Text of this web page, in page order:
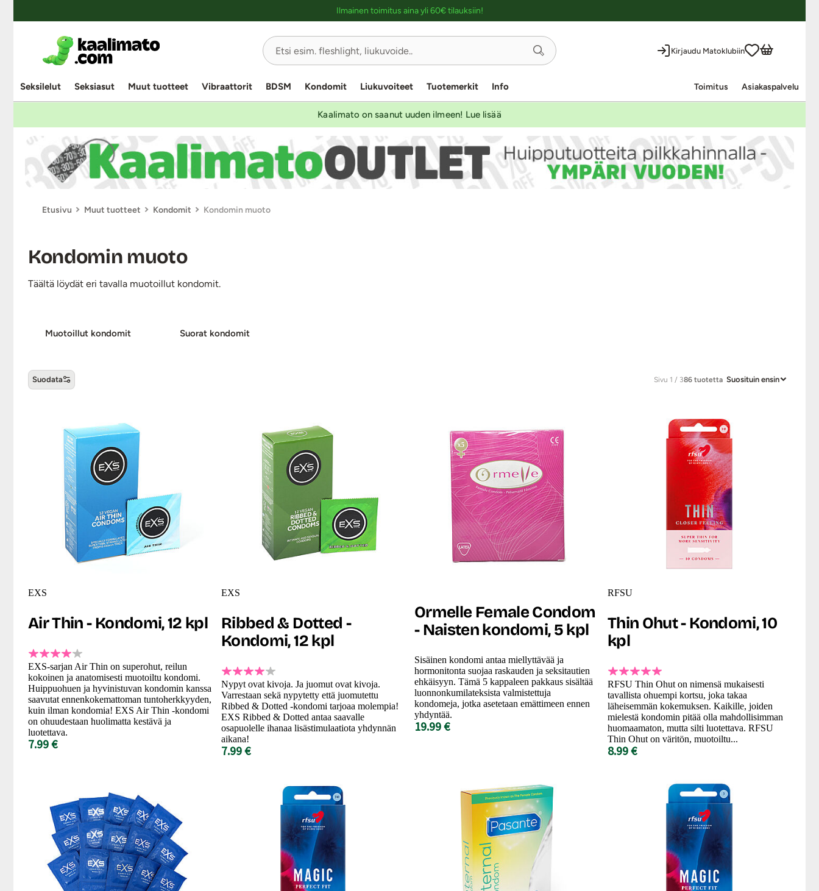
Ilmainen toimitus aina yli 60€ tilauksiin!
Kirjaudu Matoklubiin
Seksilelut Seksiasut Muut tuotteet Vibraattorit BDSM Kondomit Liukuvoiteet Tuotemerkit Info Toimitus Asiakaspalvelu
Kaalimato on saanut uuden ilmeen! Lue lisää
Etusivu Muut tuotteet Kondomit Kondomin muoto
Kondomin muoto
Täältä löydät eri tavalla muotoillut kondomit.
Muotoillut kon­do­mit Suorat kon­do­mit
Suodata Sivu 1 / 386 tuotetta Suosituin ensin
EXS
Air Thin - Kondomi, 12 kpl
EXS-sarjan Air Thin on superohut, reilun
kokoinen ja anatomisesti muotoiltu kondomi.
Huippuohuen ja hyvinistuvan kondomin kanssa
saavutat ennenkokemattoman tuntoherkkyyden,
kuin ilman kondomia! EXS Air Thin -kondomi
on ohuudestaan huolimatta kestävä ja
luotettava.
7.99 €
EXS
Ribbed & Dotted -
Kondomi, 12 kpl
Nypyt ovat kivoja. Ja juomut ovat kivoja.
Varrestaan sekä nypytetty että juomutettu
Ribbed & Dotted -kondomi tarjoaa molempia!
EXS Ribbed & Dotted antaa saavalle
osapuolelle ihanaa lisästimulaatiota yhdynnän
aikana!
7.99 €
Ormelle Female Condom
- Naisten kondomi, 5 kpl
Sisäinen kondomi antaa miellyttävää ja
hormonitonta suojaa raskauden ja seksitautien
ehkäisyyn. Tämä 5 kappaleen pakkaus sisältää
luonnonkumilateksista valmistettuja
kondomeja, jotka asetetaan emättimeen ennen
yhdyntää.
19.99 €
RFSU
Thin Ohut - Kondomi, 10
kpl
RFSU Thin Ohut on nimensä mukaisesti
tavallista ohuempi kortsu, joka takaa
läheisemmän kokemuksen. Kaikille, joiden
mielestä kondomin pitää olla mahdollisimman
huomaamaton, mutta silti luotettava. RFSU
Thin Ohut on väritön, muotoiltu...
8.99 €
Sivu 1/3